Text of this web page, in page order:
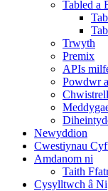
Tabled a
Trwyth
Premix
APIs
Powdwr
Chwistrell
Newyddion
Cwestiynau
Amdanom ni
Taith
Cysylltwch â Ni